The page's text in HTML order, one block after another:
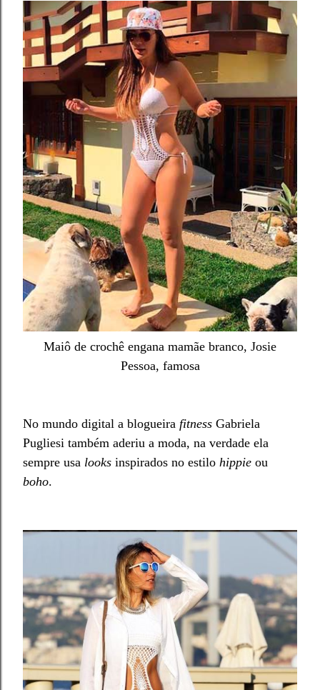
Maiô de crochê engana mamãe branco, Josie
Pessoa, famosa
No mundo digital a blogueira fitness Gabriela
Pugliesi também aderiu a moda, na verdade ela
sempre usa looks inspirados no estilo hippie ou
boho.